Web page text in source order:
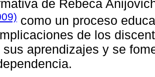
de Rebeca
como un proceso
de los
sus aprendizajes y se